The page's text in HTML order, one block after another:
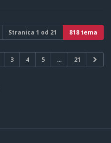
Stranica 1 od 21 818 tema
3 4 5 … 21